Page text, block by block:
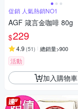
促銷 人氣熱銷NO1
AGF 箴言金咖啡 80g
$229
4.9 (51) 總銷量>900
活動
加入購物車